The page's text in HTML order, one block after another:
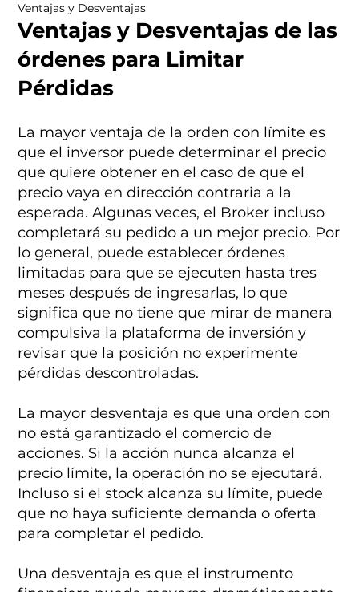
Ventajas y Desventajas
Ventajas y Desventajas de las
órdenes para Limitar
Pérdidas
La mayor ventaja de la orden con límite es
que el inversor puede determinar el precio
que quiere obtener en el caso de que el
precio vaya en dirección contraria a la
esperada. Algunas veces, el Broker incluso
completará su pedido a un mejor precio. Por
lo general, puede establecer órdenes
limitadas para que se ejecuten hasta tres
meses después de ingresarlas, lo que
significa que no tiene que mirar de manera
compulsiva la plataforma de inversión y
revisar que la posición no experimente
pérdidas descontroladas.
La mayor desventaja es que una orden con
no está garantizado el comercio de
acciones. Si la acción nunca alcanza el
precio límite, la operación no se ejecutará.
Incluso si el stock alcanza su límite, puede
que no haya suficiente demanda o oferta
para completar el pedido.
Una desventaja es que el instrumento